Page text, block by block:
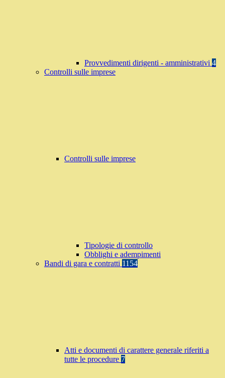
Provvedimenti dirigenti - amministrativi 4
Controlli sulle imprese
Controlli sulle imprese
Tipologie di controllo
Obblighi e adempimenti
Bandi di gara e contratti 1154
Atti e documenti di carattere generale riferiti a
tutte le procedure 7